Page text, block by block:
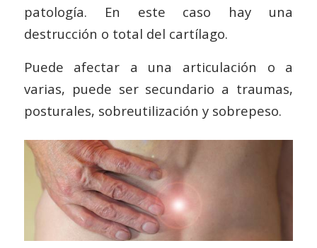
patología. En este caso hay una
destrucción o total del cartílago.
Puede afectar a una articulación o a
varias, puede ser secundario a traumas,
posturales, sobreutilización y sobrepeso.